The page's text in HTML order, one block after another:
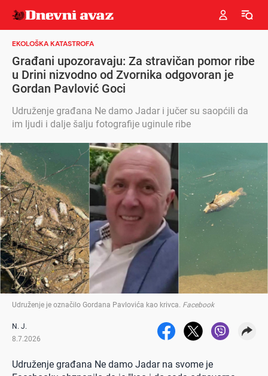
EKOLOŠKA KATASTROFA
Građani upozoravaju: Za stravičan pomor ribe
u Drini nizvodno od Zvornika odgovoran je
Gordan Pavlović Goci
Udruženje građana Ne damo Jadar i jučer su saopćili da
im ljudi i dalje šalju fotografije uginule ribe
Udruženje je označilo Gordana Pavlovića kao krivca Facebook
N. J.
8.7.2026
Udruženje građana Ne damo Jadar na svome je